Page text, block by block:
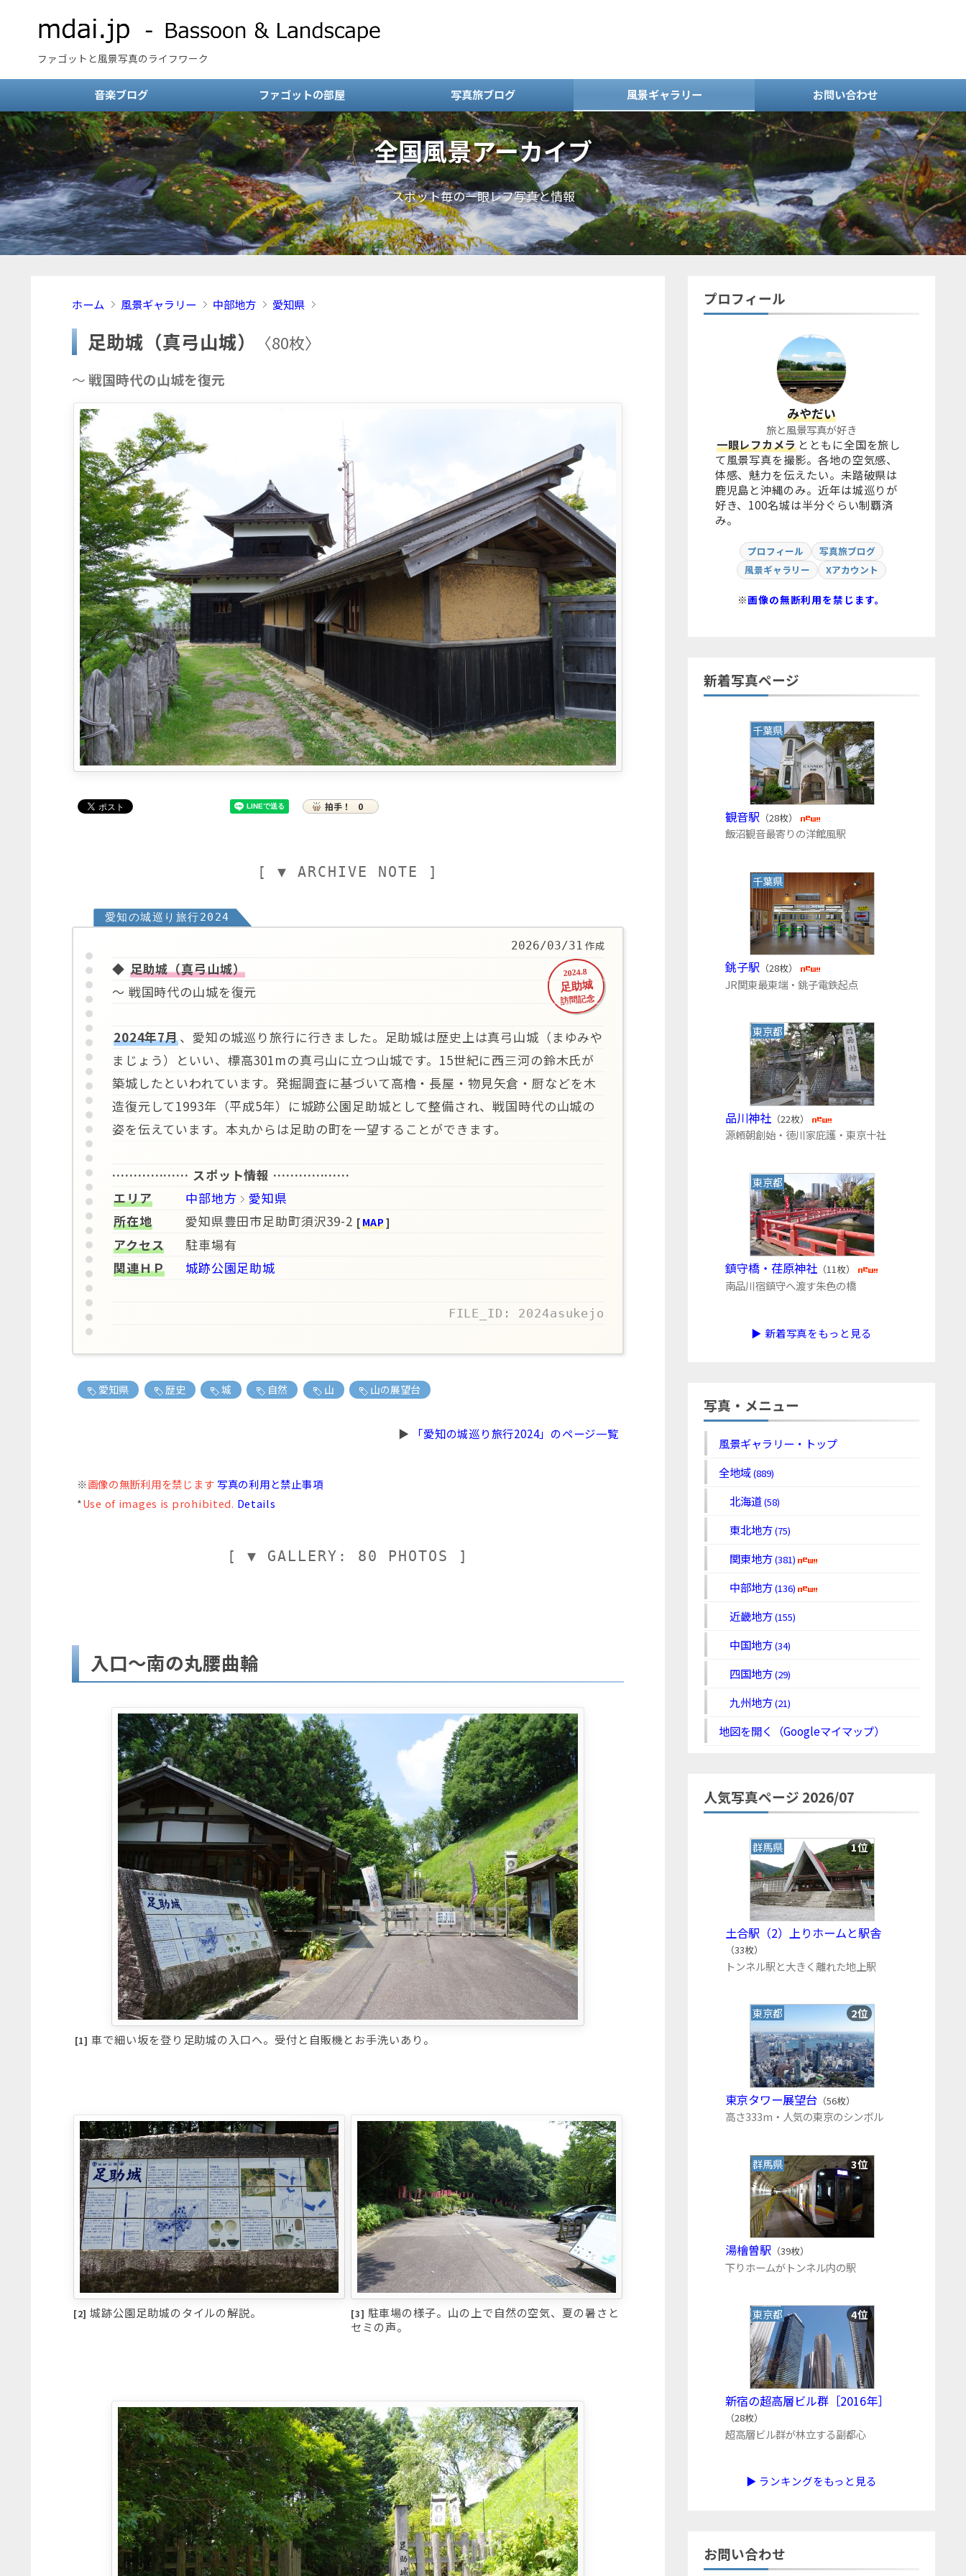
ファゴットと風景写真のライフワーク
音楽ブログ ファゴットの部屋 写真旅ブログ 風景ギャラリー お問い合わせ
全国風景アーカイブ
スポット毎の一眼レフ写真と情報
ホーム 風景ギャラリー 中部地方 愛知県
足助城（真弓山城） 〈80枚〉
～戦国時代の山城を復元
拍手！ 0
[ ▼ ARCHIVE NOTE ]
愛知の城巡り旅行2024
2024.8
足助城
訪問記念
2026/03/31 作成
◆ 足助城（真弓山城）
～ 戦国時代の山城を復元
2024年7月、愛知の城巡り旅行に行きました。足助城は歴史上は真弓山城（まゆみや
まじょう）といい、標高301mの真弓山に立つ山城です。15世紀に西三河の鈴木氏が
築城したといわれています。発掘調査に基づいて高櫓・長屋・物見矢倉・厨などを木
造復元して1993年（平成5年）に城跡公園足助城として整備され、戦国時代の山城の
姿を伝えています。本丸からは足助の町を一望することができます。
……………… スポット情報 ………………
エリア
中部地方
愛知県
所在地
愛知県豊田市足助町須沢39-2 [MAP]
アクセス
駐車場有
関連ＨＰ
城跡公園足助城
FILE_ID: 2024asukejo
愛知県 歴史 城 自然 山 山の展望台
▶ 「愛知の城巡り旅行2024」のページ一覧
※画像の無断利用を禁じます 写真の利用と禁止事項
*Use of images is prohibited. Details
[ ▼ GALLERY: 80 PHOTOS ]
入口～南の丸腰曲輪
[1]車で細い坂を登り足助城の入口へ。受付と自販機とお手洗いあり。
[2]城跡公園足助城のタイルの解説。 [3] 駐車場の様子。山の上で自然の空気、夏の暑さと
セミの声。
プロフィール
みやだい
旅と風景写真が好き
一眼レフカメラ とともに全国を旅し
て風景写真を撮影。各地の空気感、
体感、魅力を伝えたい。未踏破県は
鹿児島と沖縄のみ。近年は城巡りが
好き、100名城は半分ぐらい制覇済
み。
プロフィール
写真旅ブログ
風景ギャラリー
Xアカウント
※画像の無断利用を禁じます。
新着写真ページ
千葉県
観音駅 （28枚）
飯沼観音最寄りの洋館風駅
千葉県
銚子駅（28枚）
JR関東最東端・銚子電鉄起点
東京都
品川神社（22枚）
源頼朝創始・徳川家庇護・東京十社
東京都
鎮守橋・荏原神社（11枚）
南品川宿鎮守へ渡す朱色の橋
▶ 新着写真をもっと見る
写真・メニュー
風景ギャラリー・トップ
全地域(889)
北海道(58)
東北地方(75)
関東地方(381)
中部地方(136)
近畿地方(155)
中国地方(34)
四国地方(29)
九州地方(21)
地図を開く（Googleマイマップ）
人気写真ページ 2026/07
群馬県 1位
土合駅（2）上りホームと駅舎
（33枚）
トンネル駅と大きく離れた地上駅
東京都 2位
東京タワー展望台（56枚）
高さ333m・人気の東京のシンボル
群馬県 3位
湯檜曽駅（39枚）
下りホームがトンネル内の駅
東京都 4位
新宿の超高層ビル群［2016年］
（28枚）
超高層ビル群が林立する副都心
▶ ランキングをもっと見る
お問い合わせ